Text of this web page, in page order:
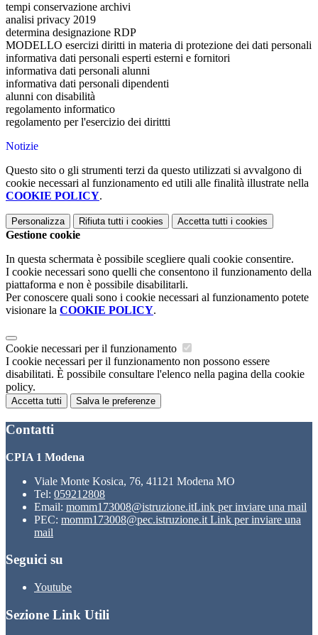
tempi conservazione archivi
analisi privacy 2019
determina designazione RDP
MODELLO esercizi diritti in materia di protezione dei dati personali
informativa dati personali esperti esterni e fornitori
informativa dati personali alunni
informativa dati personali dipendenti
alunni con disabilità
regolamento informatico
regolamento per l'esercizio dei dirittti
Notizie
Questo sito o gli strumenti terzi da questo utilizzati si avvalgono di
cookie necessari al funzionamento ed utili alle finalità illustrate nella
COOKIE POLICY.
Personalizza Rifiuta tutti i cookies Accetta tutti i cookies
Gestione cookie
In questa schermata è possibile scegliere quali cookie consentire.
I cookie necessari sono quelli che consentono il funzionamento della
piattaforma e non è possibile disabilitarli.
Per conoscere quali sono i cookie necessari al funzionamento potete
visionare la COOKIE POLICY.
Cookie necessari per il funzionamento
I cookie necessari per il funzionamento non possono essere
disabilitati. È possibile consultare l'elenco nella pagina della cookie
policy.
Accetta tutti Salva le preferenze
Contatti
CPIA 1 Modena
Viale Monte Kosica, 76, 41121 Modena MO
Tel: 059212808
Email: momm173008@istruzione.itLink per inviare una mail
PEC: momm173008@pec.istruzione.it Link per inviare una
mail
Seguici su
Youtube
Sezione Link Utili